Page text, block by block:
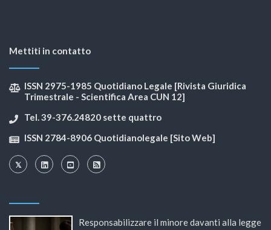
Mettiti in contatto
ISSN 2975-1985 Quotidiano Legale [Rivista Giuridica
Trimestrale - Scientifica Area CUN 12]
Tel. 39-376.24820 sette quattro
ISSN 2784-8906 Quotidianolegale [Sito Web]
Responsabilizzare il minore davanti alla legge